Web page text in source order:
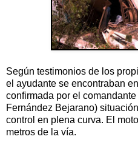
Según testimonios de los
el ayudante se encontraban
confirmada por el
Fernández Bejarano)
control en plena curva. El
metros de la vía.